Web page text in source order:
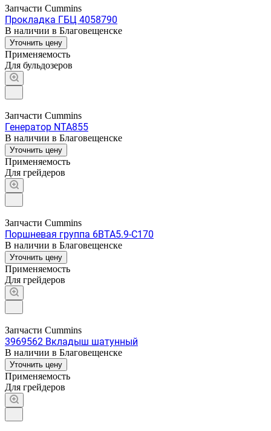
Запчасти Cummins
Прокладка ГБЦ 4058790
В наличии в Благовещенске
Уточнить цену
Применяемость
Для бульдозеров
Запчасти Cummins
Генератор NTA855
В наличии в Благовещенске
Уточнить цену
Применяемость
Для грейдеров
Запчасти Cummins
Поршневая группа 6BTA5.9-C170
В наличии в Благовещенске
Уточнить цену
Применяемость
Для грейдеров
Запчасти Cummins
3969562 Вкладыш шатунный
В наличии в Благовещенске
Уточнить цену
Применяемость
Для грейдеров